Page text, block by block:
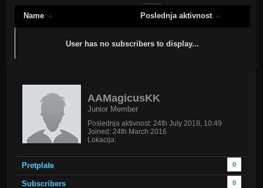
Name Poslednja aktivnost
User has no subscribers to display...
AAMagicusKK
Junior Member
Poslednja aktivnost: 24th July 2018, 10:49
Joined: 24th March 2016
Lokacija:
Pretplate 0
Subscribers 0